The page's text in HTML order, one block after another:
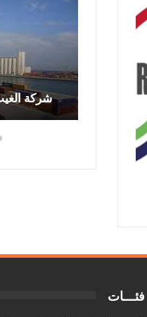
مصنع
شركة
فئـــات